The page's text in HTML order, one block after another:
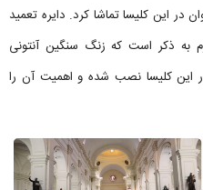
در این کلیسا تماشا کرد. دایره تعمید
به ذکر است که زنگ سنگین آنتونی
به ۲ تن دارد در این کلیسا نصب شده و اهمیت آن را